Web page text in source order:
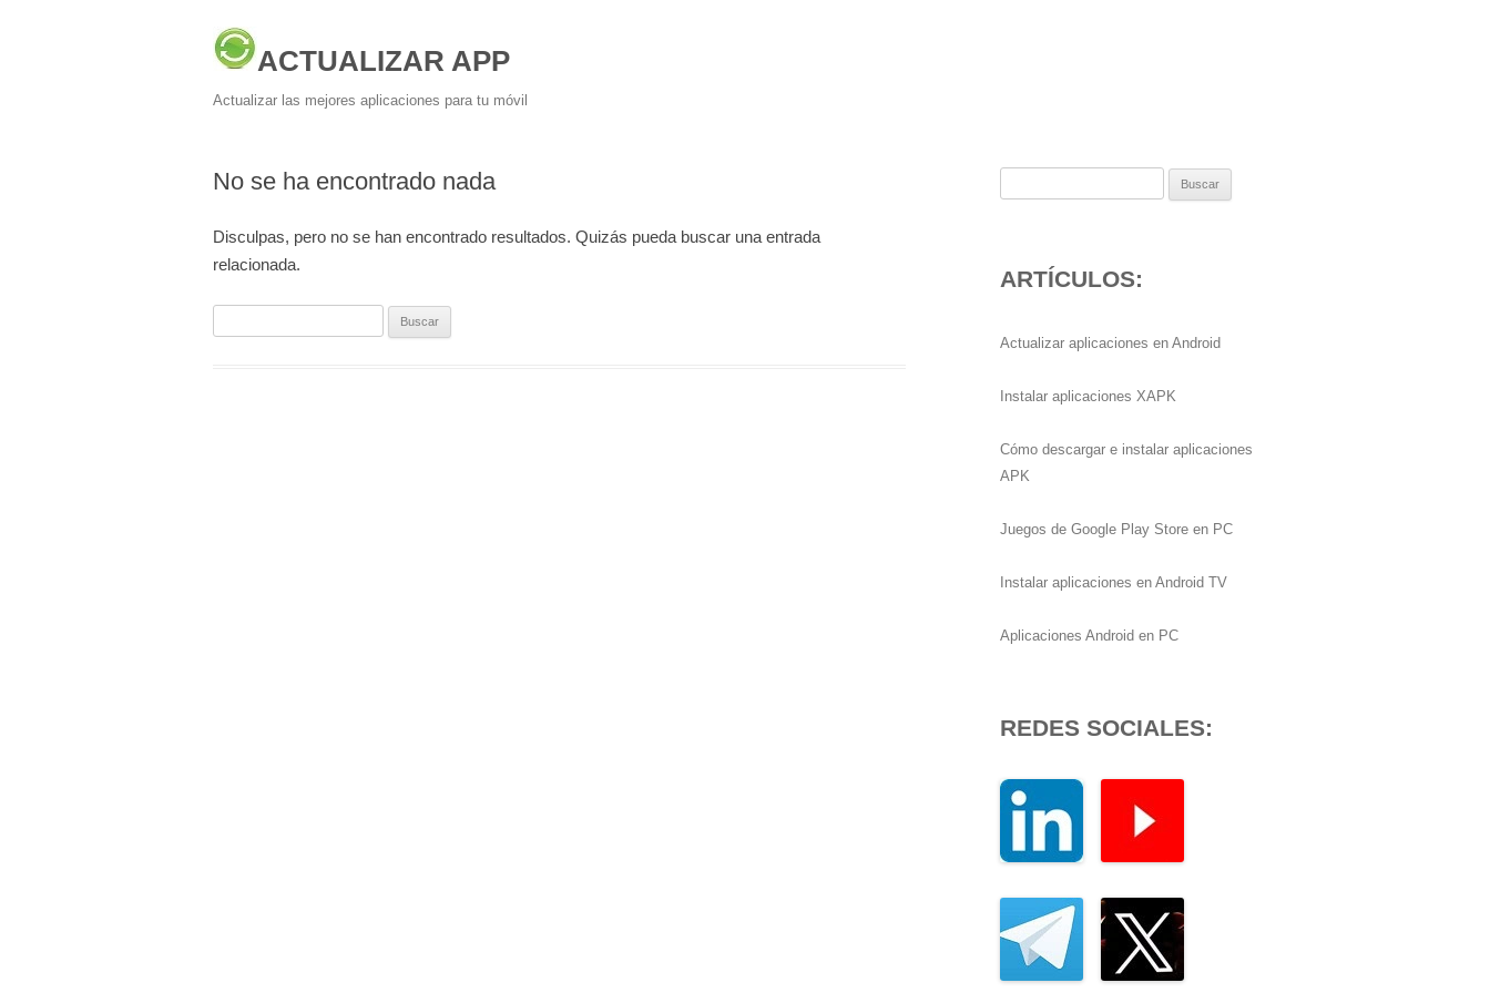
ACTUALIZAR APP
Actualizar las mejores aplicaciones para tu móvil
No se ha encontrado nada
Disculpas, pero no se han encontrado resultados. Quizás pueda buscar una entrada
relacionada.
ARTÍCULOS:
Actualizar aplicaciones en Android
Instalar aplicaciones XAPK
Cómo descargar e instalar aplicaciones
APK
Juegos de Google Play Store en PC
Instalar aplicaciones en Android TV
Aplicaciones Android en PC
REDES SOCIALES: